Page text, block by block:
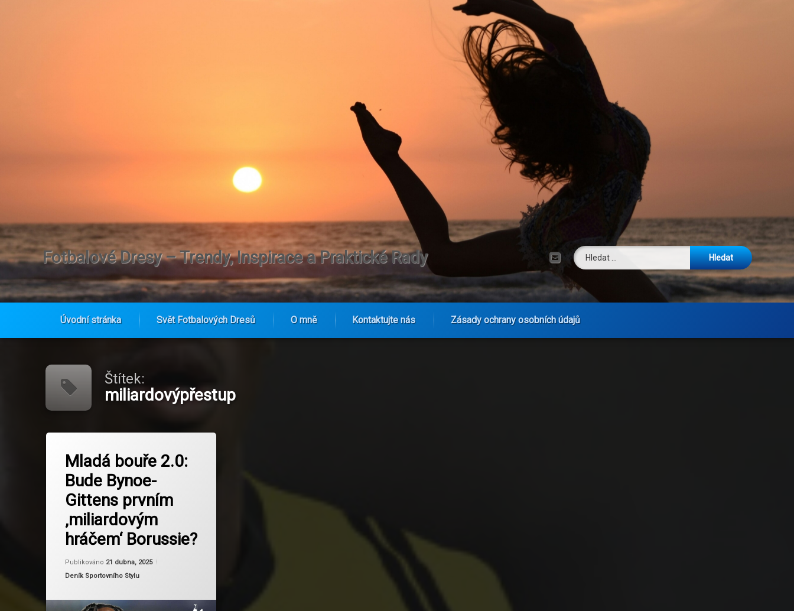
Fotbalové Dresy – Trendy, Inspirace a Praktické Rady Tel: E-mail
Vyhledávání
Úvodní stránka Svět Fotbalových Dresů O mně Kontaktujte nás Zásady ochrany osobních údajů
Štítek:
miliardovýpřestup
Mladá bouře 2.0:
Bude Bynoe-
Gittens prvním
‚miliardovým
hráčem‘ Borussie?
Publikováno 21 dubna, 2025
Kategorie:
Deník Sportovního Stylu
Borussia Dortmund
Bundesliga
Bynoe Gittens
fotbalovétalenty
křídelník